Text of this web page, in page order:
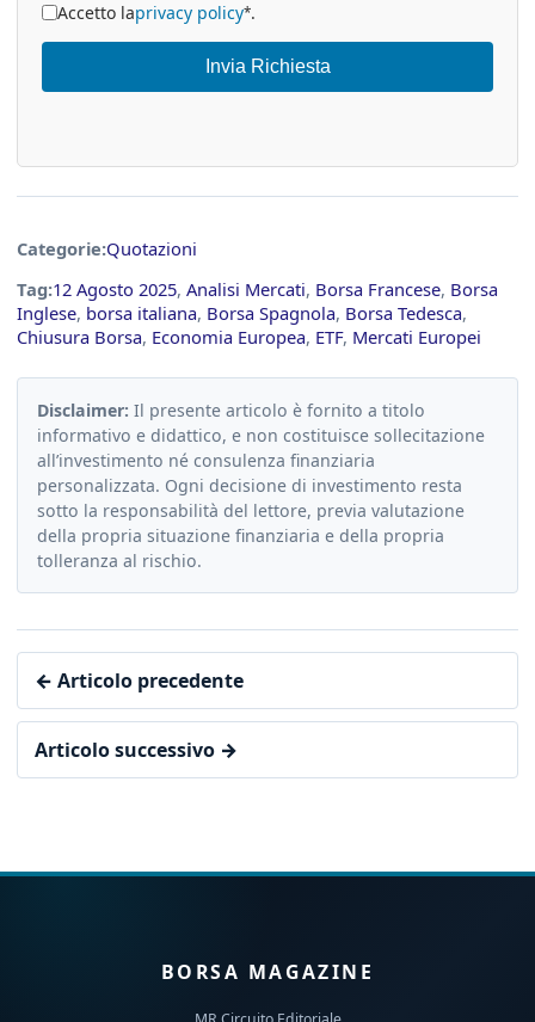
Accetto laprivacy policy*.
Invia Richiesta
Categorie:Quotazioni
Tag:12 Agosto 2025, Analisi Mercati, Borsa Francese, Borsa
Inglese, borsa italiana, Borsa Spagnola, Borsa Tedesca,
Chiusura Borsa, Economia Europea, ETF, Mercati Europei
Disclaimer: Il presente articolo è fornito a titolo
informativo e didattico, e non costituisce sollecitazione
all’investimento né consulenza finanziaria
personalizzata. Ogni decisione di investimento resta
sotto la responsabilità del lettore, previa valutazione
della propria situazione finanziaria e della propria
tolleranza al rischio.
← Articolo precedente
Articolo successivo →
BORSA MAGAZINE